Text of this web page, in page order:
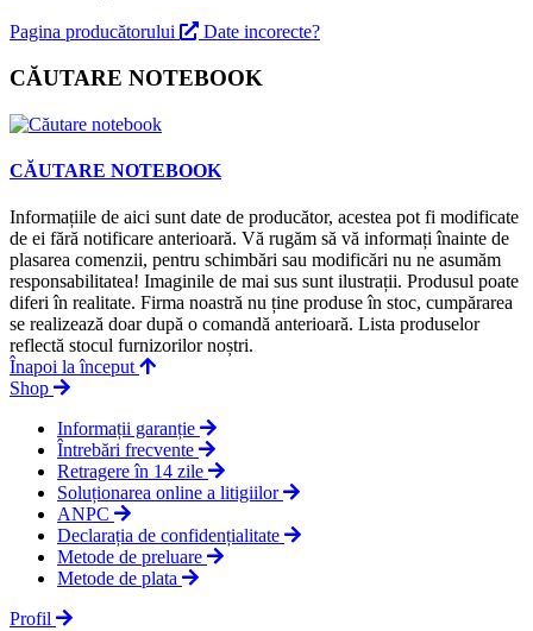
Pagina producătorului Date incorecte?
CĂUTARE NOTEBOOK
CĂUTARE NOTEBOOK
Informațiile de aici sunt date de producător, acestea pot fi modificate
de ei fără notificare anterioară. Vă rugăm să vă informați înainte de
plasarea comenzii, pentru schimbări sau modificări nu ne asumăm
responsabilitatea! Imaginile de mai sus sunt ilustrații. Produsul poate
diferi în realitate. Firma noastră nu ține produse în stoc, cumpărarea
se realizează doar după o comandă anterioară. Lista produselor
reflectă stocul furnizorilor noștri.
Înapoi la început
Shop
Informații garanție
Întrebări frecvente
Retragere în 14 zile
Soluționarea online a litigiilor
ANPC
Declarația de confidențialitate
Metode de preluare
Metode de plata
Profil